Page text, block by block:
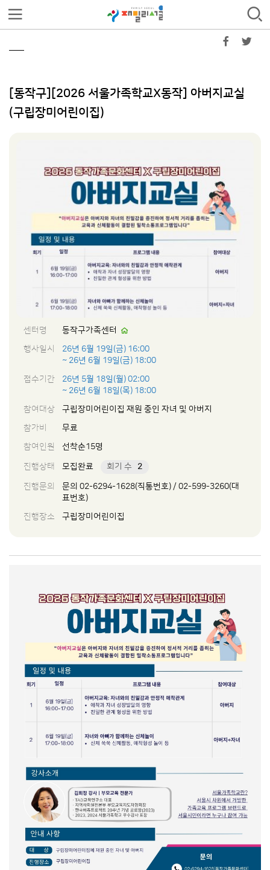
[동작구][2026 서울가족학교X동작] 아버지교실
(구립장미어린이집)
센터명
동작구가족센터
행사일시
26년 6월 19일(금) 16:00
~ 26년 6월 19일(금) 18:00
접수기간
26년 5월 18일(월) 02:00
~ 26년 6월 18일(목) 18:00
참여대상
구립장미어린이집 재원 중인 자녀 및 아버지
참가비
무료
참여인원
선착순15명
진행상태 모집완료 회기 수 2
진행문의
문의 02-6294-1628(직통번호) / 02-599-3260(대
표번호)
진행장소
구립장미어린이집